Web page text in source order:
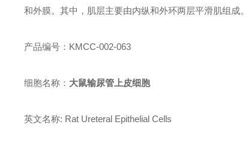
和外膜。其中，肌层主要由内纵和外环两层平滑肌组成。
产品编号：KMCC-002-063
细胞名称： 大鼠输尿管上皮细胞
英文名称: Rat Ureteral Epithelial Cells